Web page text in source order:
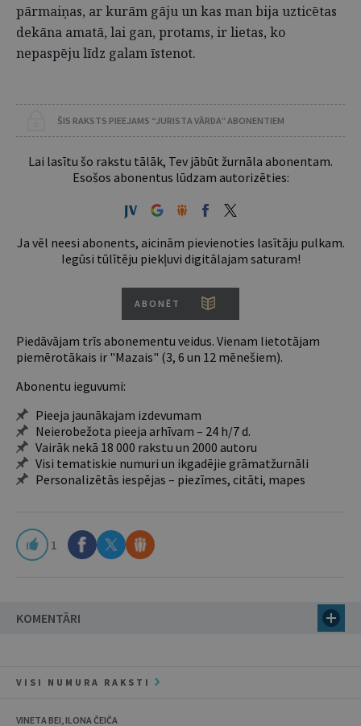
pārmaiņas, ar kurām gāju un kas man bija uzticētas
dekāna amatā, lai gan, protams, ir lietas, ko
nepaspēju līdz galam īstenot.
ŠIS RAKSTS PIEEJAMS “JURISTA VĀRDA” ABONENTIEM
Lai lasītu šo rakstu tālāk, Tev jābūt žurnāla abonentam.
Esošos abonentus lūdzam autorizēties:
Ja vēl neesi abonents, aicinām pievienoties lasītāju pulkam.
Iegūsi tūlītēju piekļuvi digitālajam saturam!
ABONĒT
Piedāvājam trīs abonementu veidus. Vienam lietotājam
piemērotākais ir "Mazais" (3, 6 un 12 mēnešiem).
Abonentu ieguvumi:
Pieeja jaunākajam izdevumam
Neierobežota pieeja arhīvam – 24 h/7 d.
Vairāk nekā 18 000 rakstu un 2000 autoru
Visi tematiskie numuri un ikgadējie grāmatžurnāli
Personalizētās iespējas – piezīmes, citāti, mapes
1
KOMENTĀRI
VISI NUMURA RAKSTI
VINETA BEI, ILONA ČEIČA